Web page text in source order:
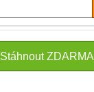
Stáhnout ZDARMA